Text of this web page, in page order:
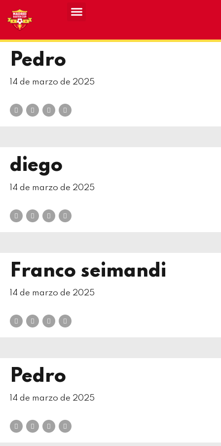
Pedro
14 de marzo de 2025
diego
14 de marzo de 2025
Franco seimandi
14 de marzo de 2025
Pedro
14 de marzo de 2025